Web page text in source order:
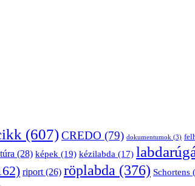
(607)CREDO (79) dokumentumok (3)
(28) képek (19) kézilabda (17)
riport(26) röplabda (376) Schortens